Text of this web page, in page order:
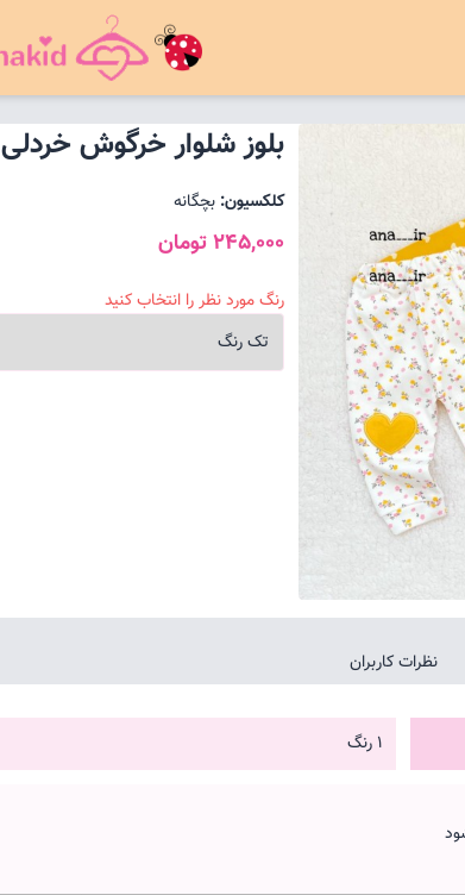
بلوز شلوار خرگوش خردلی
کلکسیون: بچگانه
245,000 تومان
رنگ مورد نظر را انتخاب کنید
نظرات کاربران
1 رنگ